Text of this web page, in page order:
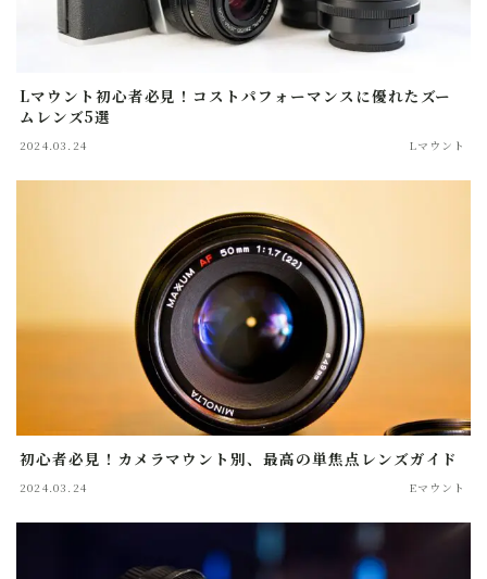
Lマウント初心者必見！コストパフォーマンスに優れたズー
ムレンズ5選
2024.03.24 Lマウント
初心者必見！カメラマウント別、最高の単焦点レンズガイド
2024.03.24 Eマウント